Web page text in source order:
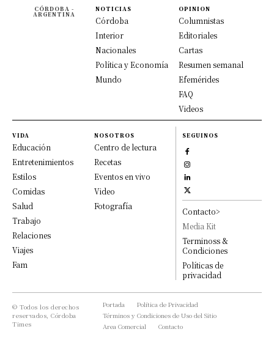
CÓRDOBA -
ARGENTINA
NOTICIAS
Córdoba
Interior
Nacionales
Política y Economía
Mundo
OPINION
Columnistas
Editoriales
Cartas
Resumen semanal
Efemérides
FAQ
Videos
VIDA
Educación
Entretenimientos
Estilos
Comidas
Salud
Trabajo
Relaciones
Viajes
Fam
NOSOTROS
Centro de lectura
Recetas
Eventos en vivo
Video
Fotografía
SEGUINOS
Contacto>
Media Kit
Terminoss &
Condiciones
Políticas de
privacidad
© Todos los derechos
reservados, Córdoba
Times
Portada
Política de Privacidad
Términos y Condiciones de Uso del Sitio
Area Comercial
Contacto